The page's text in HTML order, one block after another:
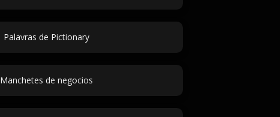
Palavras de Pictionary
Manchetes de negocios